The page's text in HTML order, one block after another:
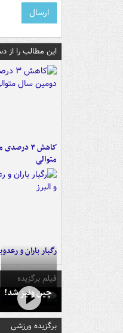
این مطالب را از
کاهش ۳
متوالی
رگبار باران و
فیلم برگزیده
چین ونیز شد!
برگزیده ورزشی